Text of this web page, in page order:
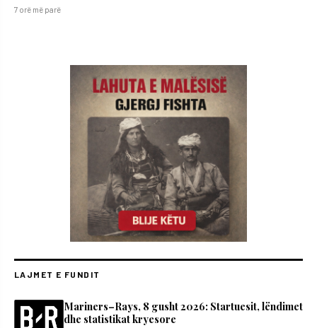
7 orë më parë
LAJMET E FUNDIT
Mariners–Rays, 8 gusht 2026: Startuesit, lëndimet
dhe statistikat kryesore